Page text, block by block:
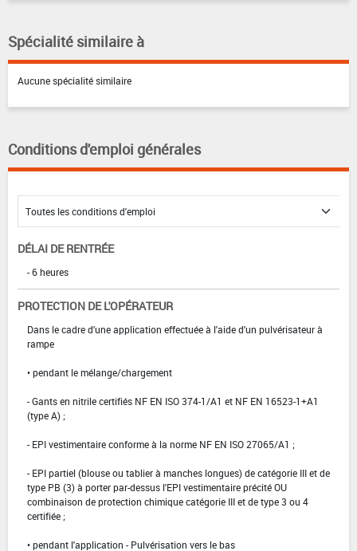
Spécialité similaire à
Aucune spécialité similaire
Conditions d'emploi générales
DÉLAI DE RENTRÉE
- 6 heures
PROTECTION DE L'OPÉRATEUR
Dans le cadre d'une application effectuée à l'aide d'un pulvérisateur à
rampe
• pendant le mélange/chargement
- Gants en nitrile certifiés NF EN ISO 374-1/A1 et NF EN 16523-1+A1
(type A) ;
- EPI vestimentaire conforme à la norme NF EN ISO 27065/A1 ;
- EPI partiel (blouse ou tablier à manches longues) de catégorie III et de
type PB (3) à porter par-dessus l'EPI vestimentaire précité OU
combinaison de protection chimique catégorie III et de type 3 ou 4
certifiée ;
• pendant l'application - Pulvérisation vers le bas